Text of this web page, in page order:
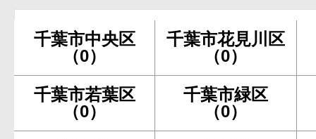
千葉市中央区
（0）
千葉市花見川区
（0）
千葉市若葉区
（0）
千葉市緑区
（0）